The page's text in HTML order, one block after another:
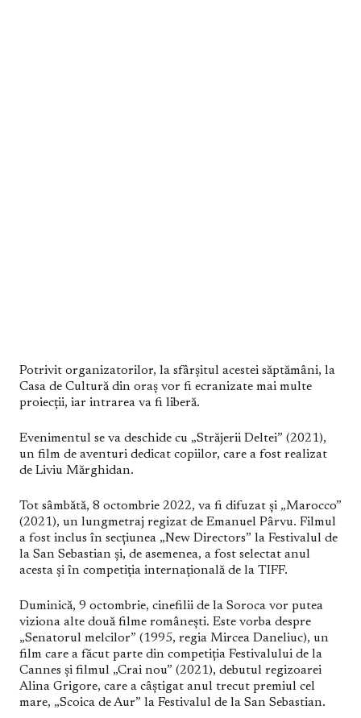
Potrivit organizatorilor, la sfârșitul acestei săptămâni, la
Casa de Cultură din oraș vor fi ecranizate mai multe
proiecții, iar intrarea va fi liberă.
Evenimentul se va deschide cu „Străjerii Deltei” (2021),
un film de aventuri dedicat copiilor, care a fost realizat
de Liviu Mărghidan.
Tot sâmbătă, 8 octombrie 2022, va fi difuzat și „Marocco”
(2021), un lungmetraj regizat de Emanuel Pârvu. Filmul
a fost inclus în secțiunea „New Directors” la Festivalul de
la San Sebastian și, de asemenea, a fost selectat anul
acesta și în competiția internațională de la TIFF.
Duminică, 9 octombrie, cinefilii de la Soroca vor putea
viziona alte două filme românești. Este vorba despre
„Senatorul melcilor” (1995, regia Mircea Daneliuc), un
film care a făcut parte din competiția Festivalului de la
Cannes și filmul „Crai nou” (2021), debutul regizoarei
Alina Grigore, care a câștigat anul trecut premiul cel
mare, „Scoica de Aur” la Festivalul de la San Sebastian.